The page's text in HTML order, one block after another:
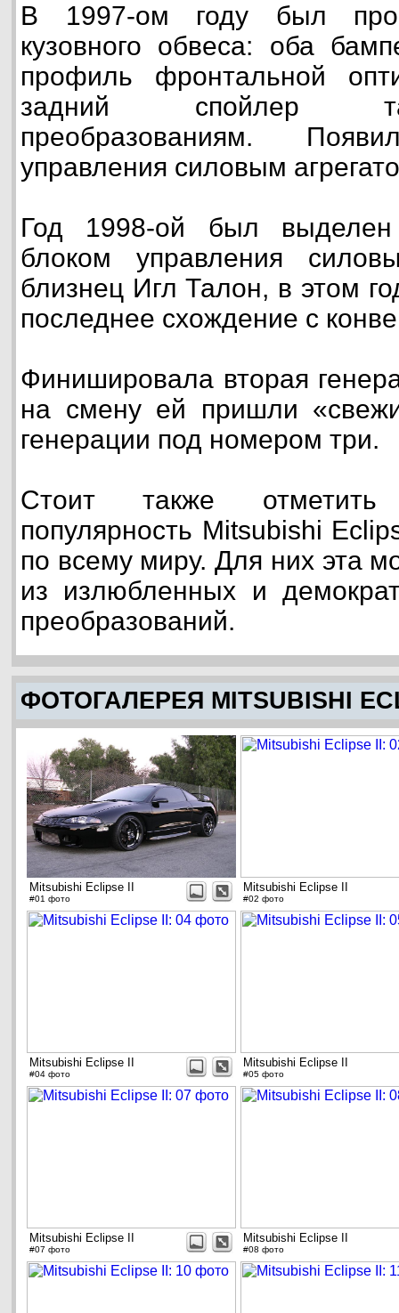
В 1997-ом году был
кузовного обвеса: оба
профиль фронтальной
задний спойлер
преобразованиям.
управления силовым
Год 1998-ой был
блоком управления
близнец Игл Талон, в этом
последнее схождение с
Финишировала вторая
на смену ей пришли
генерации под номером три.
Стоит также
популярность Mitsubishi
по всему миру. Для них эта
из излюбленных и
преобразований.
ФОТОГАЛЕРЕЯ MITSUBISHI
Mitsubishi Eclipse II
#01 фото
Mitsubishi Eclipse II
#02 фото
Mitsubishi Eclipse II
#04 фото
Mitsubishi Eclipse II
#05 фото
Mitsubishi Eclipse II
#07 фото
Mitsubishi Eclipse II
#08 фото